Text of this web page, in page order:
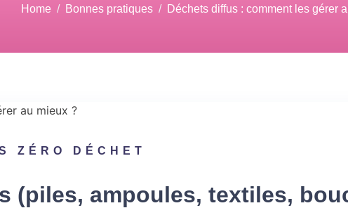
Home Bonnes pratiques Déchets diffus : comment les gérer
ZÉRO DÉCHET
(piles, ampoules, textiles,